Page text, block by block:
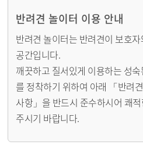
반려견 놀이터 이용 안내
반려견 놀이터는 반려견이 보호
공간입니다.
깨끗하고 질서있게 이용하는 성
를 정착하기 위하여 아래 「반려
사항」을 반드시 준수하시어 쾌
주시기 바랍니다.